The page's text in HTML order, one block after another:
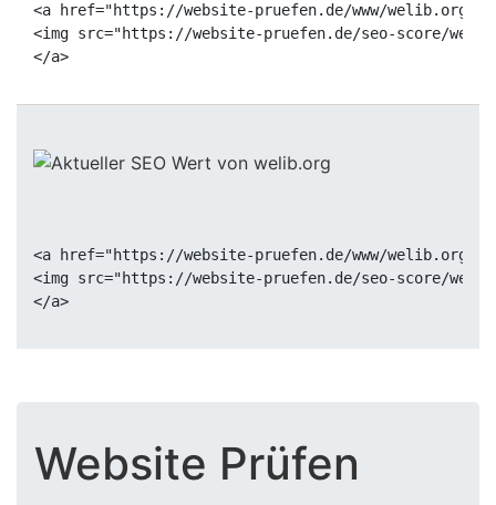
<a href="https://website-pruefen.de/www/welib.org"
<img src="https://website-pruefen.de/seo-score/
<a href="https://website-pruefen.de/www/welib.org"
<img src="https://website-pruefen.de/seo-score/
Website Prüfen